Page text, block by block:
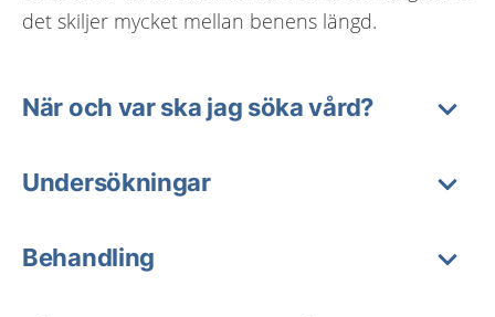
det skiljer mycket mellan benens längd.
När och var ska jag söka vård?
Undersökningar
Behandling